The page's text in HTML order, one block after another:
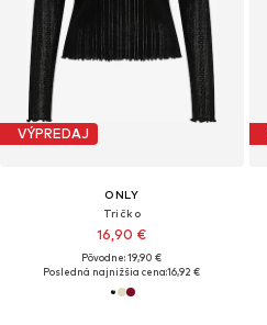
VÝPREDAJ
ONLY
Tričko
16,90 €
Pôvodne: 19,90 €
Posledná najnižšia cena:16,92 €